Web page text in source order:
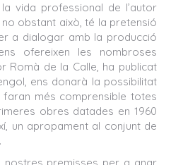
vida professional de l’autor
obstant això, té la pretensió
a dialogar amb la producció
ofereixen les nombroses
Romà de la Calle, ha publicat
ens donarà la possibilitat
més comprensible totes
obres datades en 1960
un apropament al conjunt de